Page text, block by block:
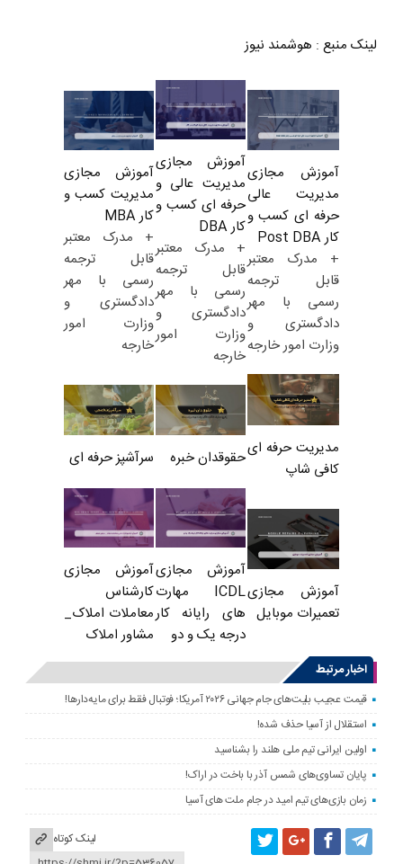
لینک منبع : هوشمند نیوز
آموزش مجازی
مدیریت عالی
حرفه ای کسب و
کار Post DBA
+ مدرک معتبر
قابل ترجمه
رسمی با مهر
دادگستری و
وزارت امور خارجه
آموزش مجازی
مدیریت عالی و
حرفه ای کسب و
کار DBA
+ مدرک معتبر
قابل ترجمه
رسمی با مهر
دادگستری و
وزارت امور
خارجه
آموزش مجازی
مدیریت کسب و
کار MBA
+ مدرک معتبر
قابل ترجمه
رسمی با مهر
دادگستری و
وزارت امور
خارجه
مدیریت حرفه ای
کافی شاپ
حقوقدان خبره سرآشپز حرفه ای
آموزش مجازی
تعمیرات موبایل
آموزش مجازی
ICDL مهارت
های رایانه کار
درجه یک و دو
آموزش مجازی
کارشناس
معاملات املاک_
مشاور املاک
اخبار مرتبط
قیمت عجیب بلیت‌های جام جهانی ۲۰۲۶ آمریکا؛ فوتبال فقط برای مایه‌دارها!
استقلال از آسیا حذف شده!
اولین ایرانی تیم ملی هلند را بشناسید
پایان تساوی‌های شمس آذر با باخت در اراک!
زمان بازی‌های تیم امید در جام ملت های آسیا
لینک کوتاه